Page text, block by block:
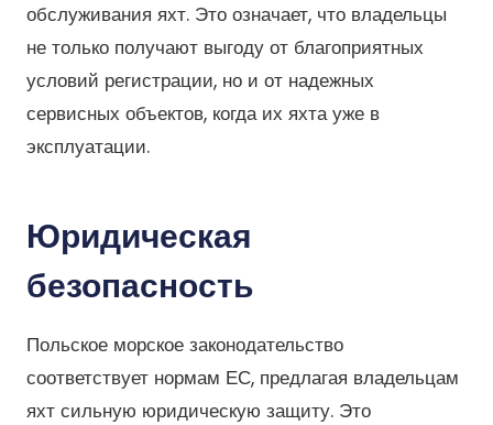
обслуживания яхт. Это означает, что владельцы
не только получают выгоду от благоприятных
условий регистрации, но и от надежных
сервисных объектов, когда их яхта уже в
эксплуатации.
Юридическая
безопасность
Польское морское законодательство
соответствует нормам ЕС, предлагая владельцам
яхт сильную юридическую защиту. Это